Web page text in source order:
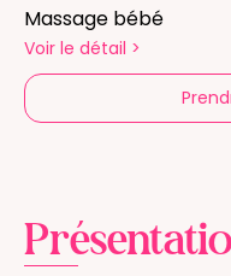
Massage bébé
Voir le détail >